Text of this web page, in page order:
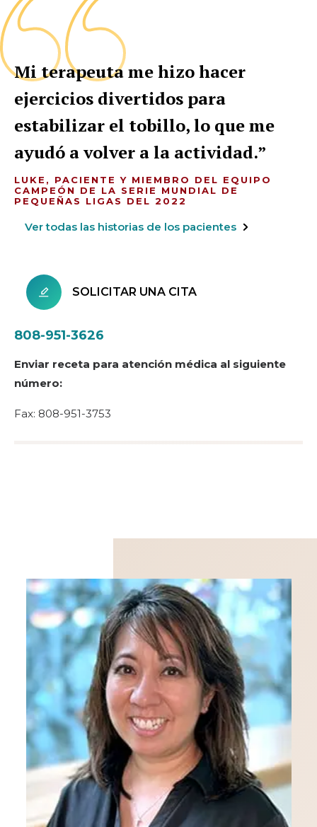
Mi terapeuta me hizo hacer
ejercicios divertidos para
estabilizar el tobillo, lo que me
ayudó a volver a la actividad.
LUKE, PACIENTE Y MIEMBRO DEL EQUIPO
CAMPEÓN DE LA SERIE MUNDIAL DE
PEQUEÑAS LIGAS DEL 2022
Ver todas las historias de los pacientes
SOLICITAR UNA CITA
808-951-3626
Enviar receta para atención médica al siguiente
número:
Fax: 808-951-3753